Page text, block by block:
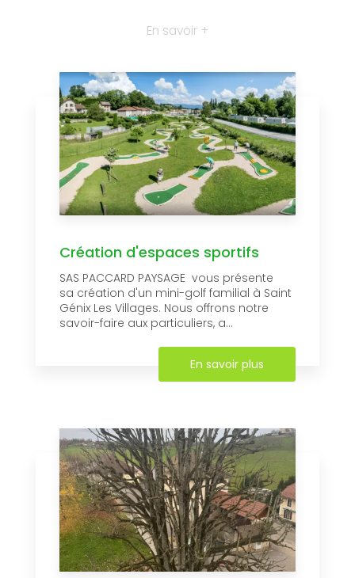
En savoir +
Création d'espaces sportifs
SAS PACCARD PAYSAGE vous présente
sa création d'un mini-golf familial à Saint
Génix Les Villages. Nous offrons notre
savoir-faire aux particuliers, a...
En savoir plus